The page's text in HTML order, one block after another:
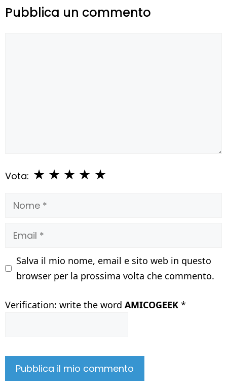
Pubblica un commento
Vota: ★
★
★
★
★
Nome
Email
Salva il mio nome, email e sito web in questo
browser per la prossima volta che commento.
Verification: write the word AMICOGEEK *